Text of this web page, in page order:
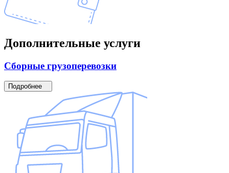
Дополнительные услуги
Сборные грузоперевозки
Подробнее